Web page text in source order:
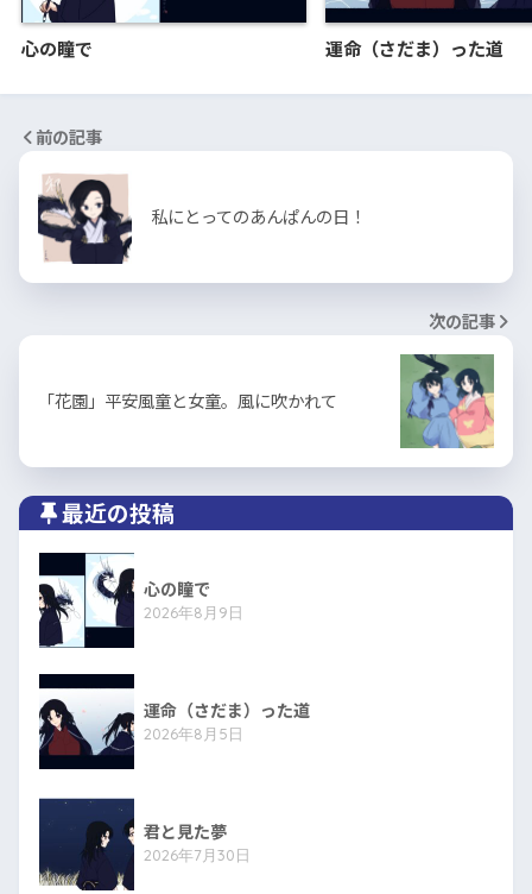
心の瞳で 運命（さだま）った道
前の記事
私にとってのあんぱんの日！
次の記事
「花園」平安風童と女童。風に吹かれて
最近の投稿
心の瞳で
2026年8月9日
運命（さだま）った道
2026年8月5日
君と見た夢
2026年7月30日